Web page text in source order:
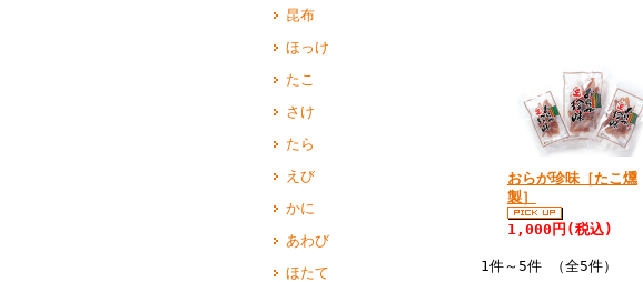
昆布
ほっけ
たこ
さけ
たら
えび
かに
あわび
ほたて
おらが珍味［たこ燻
製］
1,000円(税込)
1件～5件 （全5件）